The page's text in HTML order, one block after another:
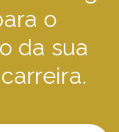
o
da sua